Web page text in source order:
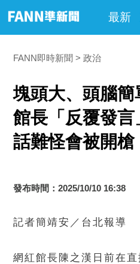
最新
FANN即時新聞 政治
塊頭大、頭腦
館長「反覆發
話難怪會被開槍
發布時間：2025/10/10 16:38
記者簡靖安／台北報導
網紅館長陳之漢日前在